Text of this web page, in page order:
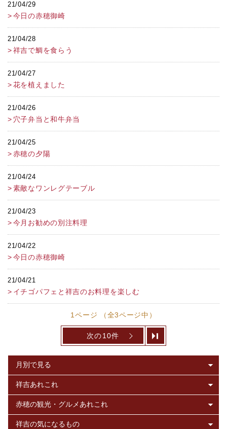
21/04/29
今日の赤穂御崎
21/04/28
祥吉で鯛を食らう
21/04/27
花を植えました
21/04/26
穴子弁当と和牛弁当
21/04/25
赤穂の夕陽
21/04/24
素敵なワンレグテーブル
21/04/23
今月お勧めの別注料理
21/04/22
今日の赤穂御崎
21/04/21
イチゴパフェと祥吉のお料理を楽しむ
1ページ （全3ページ中）
次の10件